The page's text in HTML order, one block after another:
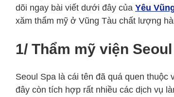
dõi ngay bài viết dưới đây của Yêu
xăm thẩm mỹ ở Vũng Tàu chất lượng
1/ Thẩm mỹ viện
Seoul Spa là cái tên đã quá quen thuộc
đây còn tích hợp rất nhiều các dịch vụ